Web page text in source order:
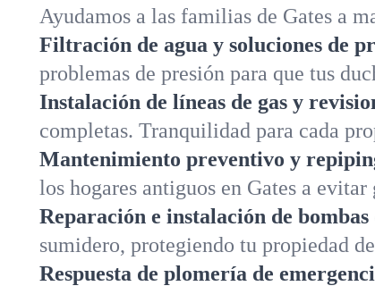
Ayudamos a las familias de Gates a
Filtración de agua y soluciones de
problemas de presión para que tus
Instalación de líneas de gas y
completas. Tranquilidad para cada
Mantenimiento preventivo y
los hogares antiguos en Gates a
Reparación e instalación de
sumidero, protegiendo tu propiedad
Respuesta de plomería de